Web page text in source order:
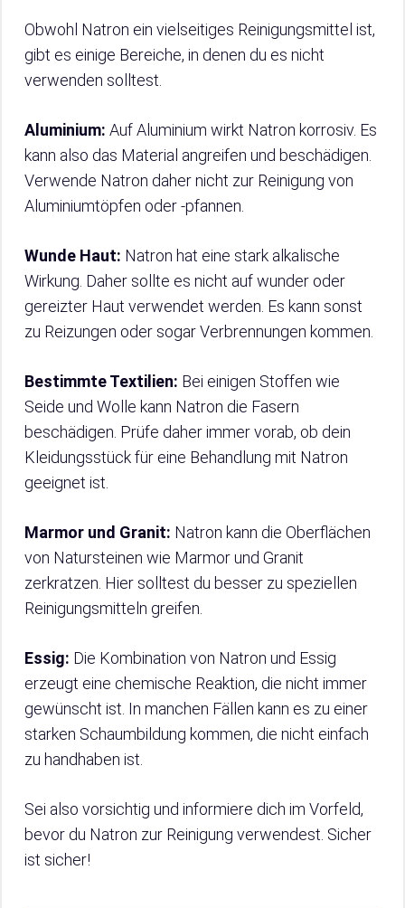
Obwohl Natron ein vielseitiges Reinigungsmittel ist,
gibt es einige Bereiche, in denen du es nicht
verwenden solltest.
Aluminium: Auf Aluminium wirkt Natron korrosiv. Es
kann also das Material angreifen und beschädigen.
Verwende Natron daher nicht zur Reinigung von
Aluminiumtöpfen oder -pfannen.
Wunde Haut: Natron hat eine stark alkalische
Wirkung. Daher sollte es nicht auf wunder oder
gereizter Haut verwendet werden. Es kann sonst
zu Reizungen oder sogar Verbrennungen kommen.
Bestimmte Textilien: Bei einigen Stoffen wie
Seide und Wolle kann Natron die Fasern
beschädigen. Prüfe daher immer vorab, ob dein
Kleidungsstück für eine Behandlung mit Natron
geeignet ist.
Marmor und Granit: Natron kann die Oberflächen
von Natursteinen wie Marmor und Granit
zerkratzen. Hier solltest du besser zu speziellen
Reinigungsmitteln greifen.
Essig: Die Kombination von Natron und Essig
erzeugt eine chemische Reaktion, die nicht immer
gewünscht ist. In manchen Fällen kann es zu einer
starken Schaumbildung kommen, die nicht einfach
zu handhaben ist.
Sei also vorsichtig und informiere dich im Vorfeld,
bevor du Natron zur Reinigung verwendest. Sicher
ist sicher!